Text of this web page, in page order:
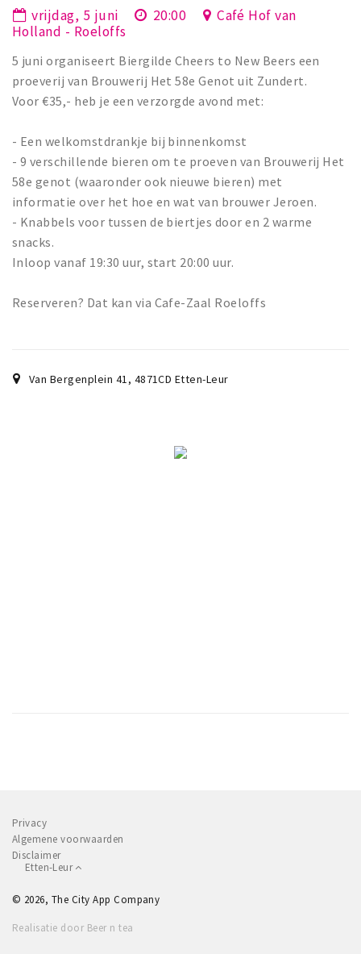
Uitjes & activiteiten
Toeristische routes
Natuurgebieden
Baroniepoorten
Andere City Apps
Inloggen
vrijdag, 5 juni 20:00
Café Hof van
Holland - Roeloffs
5 juni organiseert Biergilde Cheers to New Beers een
proeverij van Brouwerij Het 58e Genot uit Zundert.
Voor €35,- heb je een verzorgde avond met:
- Een welkomstdrankje bij binnenkomst
- 9 verschillende bieren om te proeven van Brouwerij Het
58e genot (waaronder ook nieuwe bieren) met
informatie over het hoe en wat van brouwer Jeroen.
- Knabbels voor tussen de biertjes door en 2 warme
snacks.
Inloop vanaf 19:30 uur, start 20:00 uur.
Reserveren? Dat kan via Cafe-Zaal Roeloffs
Van Bergenplein 41, 4871CD Etten-Leur
Privacy
Algemene voorwaarden
Disclaimer
Etten-Leur
© 2026, The City App Company
Realisatie door Beer n tea